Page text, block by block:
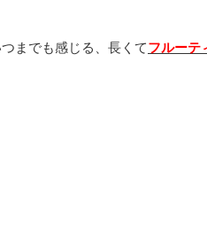
つまでも感じる、長くてフルーテ